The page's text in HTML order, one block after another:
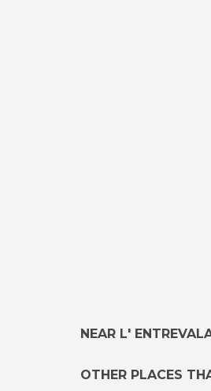
NEAR L'
OTHER PLACES